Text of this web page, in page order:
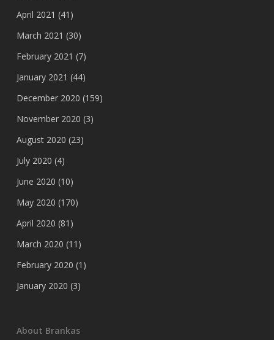
April 2021 (41)
March 2021 (30)
February 2021 (7)
January 2021 (44)
December 2020 (159)
November 2020 (3)
August 2020 (23)
July 2020 (4)
June 2020 (10)
May 2020 (170)
April 2020 (81)
March 2020 (11)
February 2020 (1)
January 2020 (3)
About Brankas